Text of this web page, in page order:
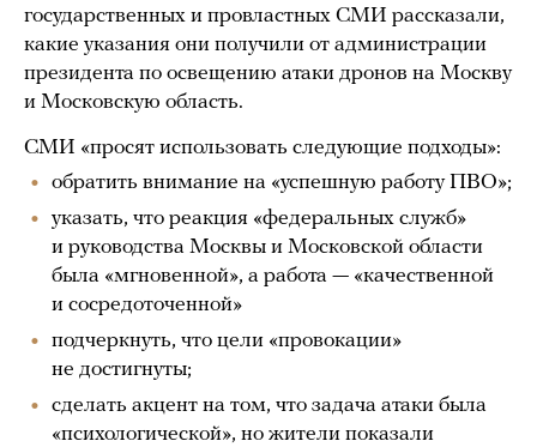
государственных и провластных СМИ рассказали,
какие указания они получили от администрации
президента по освещению атаки дронов на Москву
и Московскую область.
СМИ «просят использовать следующие подходы»:
обратить внимание на «успешную работу ПВО»;
указать, что реакция «федеральных служб»
и руководства Москвы и Московской области
была «мгновенной», а работа — «качественной
и сосредоточенной»
подчеркнуть, что цели «провокации»
не достигнуты;
сделать акцент на том, что задача атаки была
«психологической», но жители показали